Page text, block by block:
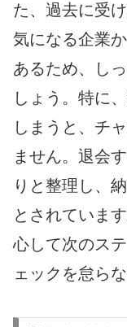
た、過去に受
気になる企業
あるため、し
しょう。特に
しまうと、チ
ません。退会
りと整理し、
とされていま
心して次のス
ェックを怠ら